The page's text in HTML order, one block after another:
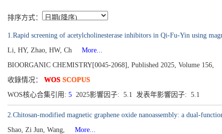
排序方式：
1.Rapid screening of acetylcholinesterase inhibitors in Qi-Fu-Yin using
Li, HY, Zhao, HW, Ch
More...
BIOORGANIC CHEMISTRY[0045-2068], Published 2025, Volume 156,
收錄情况： WOS SCOPUS
WOS核心合集引用: 5 2025影響因子: 5.1 发表年影響因子: 5.1
2.Chitosan-modified magnetic graphene oxide nanoassembly: a dual-
Shao, Zi Jun, Wang,
More...